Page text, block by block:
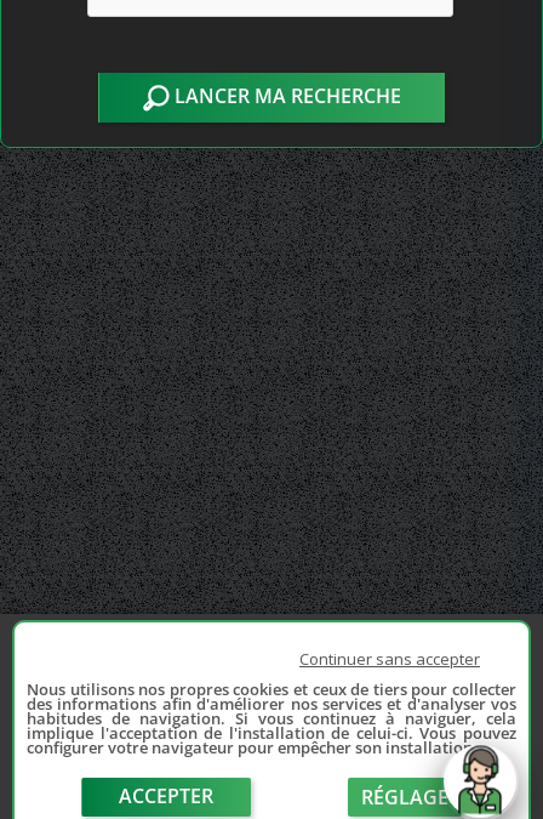
LANCER MA RECHERCHE
Continuer sans accepter
Nous utilisons nos propres cookies et ceux de tiers pour collecter
des informations afin d'améliorer nos services et d'analyser vos
habitudes de navigation. Si vous continuez à naviguer, cela
implique l'acceptation de l'installation de celui-ci. Vous pouvez
configurer votre navigateur pour empêcher son installation.
ACCEPTER RÉGLAGE